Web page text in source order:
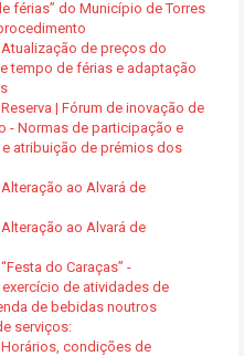
férias” do Município de Torres
Atualização de preços do
tempo de férias e adaptação
| Fórum de inovação de
- Normas de participação e
atribuição de prémios dos
ao Alvará de
ao Alvará de
do Caraças” -
de atividades de
de bebidas noutros
serviços:
Horários, condições de